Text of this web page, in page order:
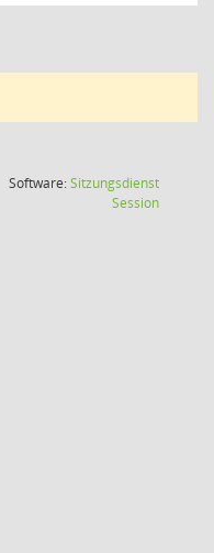
Software:Sitzungsdienst
Session(Wird in